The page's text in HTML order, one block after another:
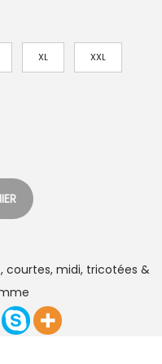
XL XXL
courtes, midi, tricotées &